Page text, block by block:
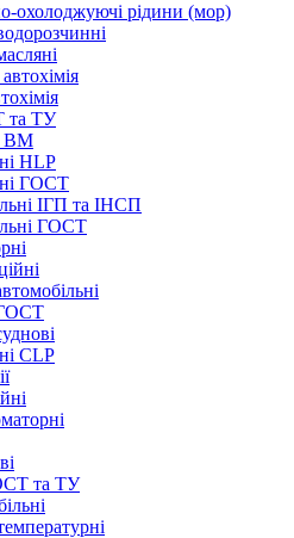
охолоджуючі рідини (мор)
та ТУ
ВМ
HLP
ГОСТ
ІГП та ІНСП
ГОСТ
CLP
та ТУ